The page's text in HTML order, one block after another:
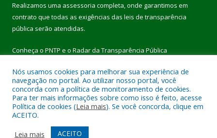
Realizamos uma assessoria completa, onde garantimos em
contrato que todas as exigências das leis de transparência
pública serão atendidas.
Conheça o PNTP e o Radar da Transparência Pública
Todos os direitos reservados a Prefeitura Municipal de Pau
D’Arco.
Mapa do Site
Acessar Área Administrativa
Nós usamos cookies para melhorar sua experiência de
navegação no portal. Ao utilizar nosso portal, você
concorda com a política de monitoramento de cookies.
Para ter mais informações sobre como isso é feito, acesse
Política de cookies (Leia mais). Se você concorda, clique em
ACEITO.
Leia mais
ACEITO